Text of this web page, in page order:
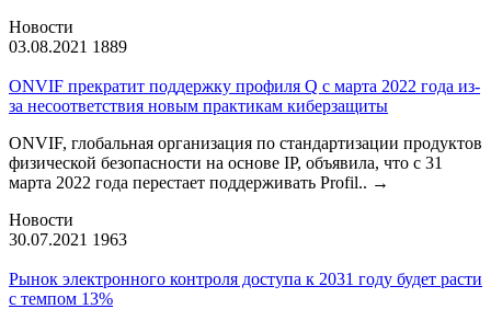
Новости
03.08.2021 1889
ONVIF прекратит поддержку профиля Q с марта 2022 года из-
за несоответствия новым практикам киберзащиты
ONVIF, глобальная организация по стандартизации продуктов
физической безопасности на основе IP, объявила, что с 31
марта 2022 года перестает поддерживать Profil.. →
Новости
30.07.2021 1963
Рынок электронного контроля доступа к 2031 году будет расти
с темпом 13%